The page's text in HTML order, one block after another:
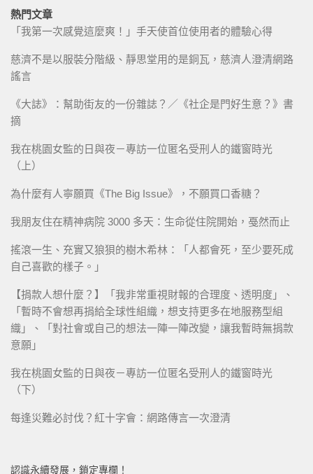
熱門文章
「我第一次感覺這麼爽！」手天使首位使用者的體驗心得
慈濟不是以服裝分階級、靜思堂用的是銅瓦，慈濟人澄清網路
謠言
《大誌》：幫助街友的一份雜誌？／《社企是門好生意？》書
摘
我在桃園女監的日與夜－專訪一位匿名受刑人的鐵窗時光
（上）
為什麼有人寧願買《The Big Issue》，不願買口香糖？
我朋友住在精神病院 3000 多天：生命從住院開始，戞然而止
搖滾一生、充實又狼狽的樹木希林：「人都會死，至少要死成
自己喜歡的樣子。」
【捐款人想什麼？】「我非常重視財報的合理度、透明度」、
「暫時不會想再捐給全球性組織，想支持更多在地服務型組
織」、「對社會或自己的想法一陣一陣改變，讓我暫時無捐款
意願」
我在桃園女監的日與夜－專訪一位匿名受刑人的鐵窗時光
（下）
每逢災難必討伐？紅十字會：網路傳言一次澄清
認識永續發展，鎖定專欄！